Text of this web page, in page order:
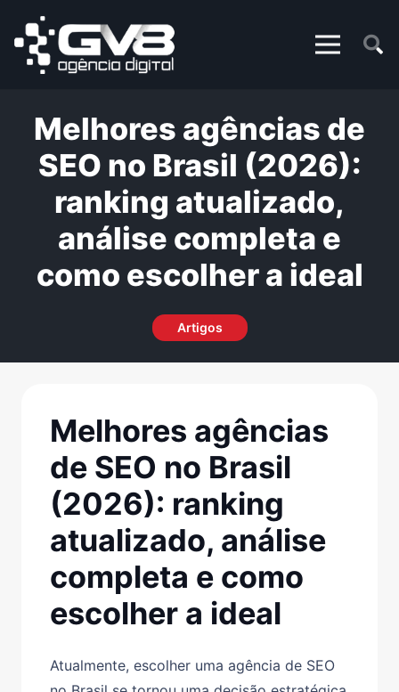
Melhores agências de
SEO no Brasil (2026):
ranking atualizado,
análise completa e
como escolher a ideal
Artigos
Melhores agências
de SEO no Brasil
(2026): ranking
atualizado, análise
completa e como
escolher a ideal
Atualmente, escolher uma agência de SEO